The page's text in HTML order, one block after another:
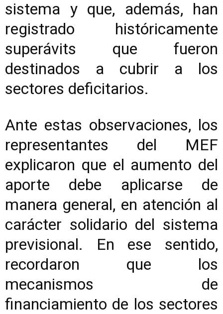
sistema y que, además, han
registrado históricamente
superávits que fueron
destinados a cubrir a los
sectores deficitarios.
Ante estas observaciones, los
representantes del MEF
explicaron que el aumento del
aporte debe aplicarse de
manera general, en atención al
carácter solidario del sistema
previsional. En ese sentido,
recordaron que los
mecanismos de
financiamiento de los sectores